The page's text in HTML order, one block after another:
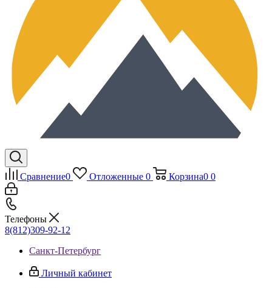
Сравнение0 Отложенные 0 Корзина0 0
Телефоны
8(812)309-92-12
Санкт-Петербург
Личный кабинет